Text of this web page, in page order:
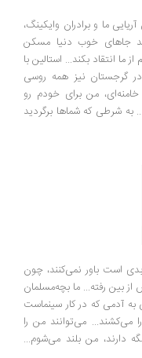
و برادران وایکینگ،
خوب دنیا مسکن
بکند... استالین با
نیز همه روسی
من برای خودم رو
که شماها برگردید
باور نمی‌کنند، چون
ما بچه‌مسلمان
که در کار سینماست
می‌توانند من را
من بلند می‌شوم...